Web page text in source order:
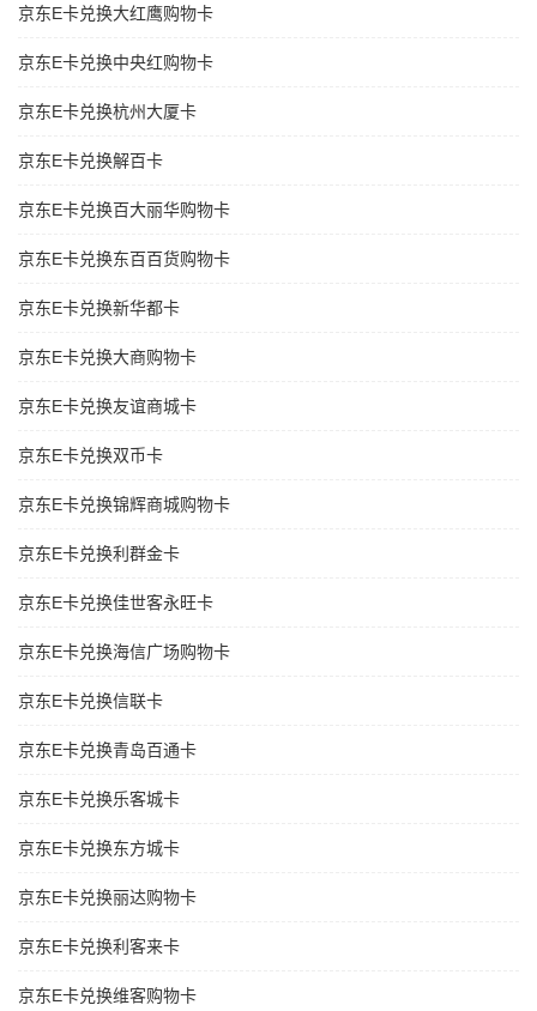
京东E卡兑换大红鹰购物卡
京东E卡兑换中央红购物卡
京东E卡兑换杭州大厦卡
京东E卡兑换解百卡
京东E卡兑换百大丽华购物卡
京东E卡兑换东百百货购物卡
京东E卡兑换新华都卡
京东E卡兑换大商购物卡
京东E卡兑换友谊商城卡
京东E卡兑换双币卡
京东E卡兑换锦辉商城购物卡
京东E卡兑换利群金卡
京东E卡兑换佳世客永旺卡
京东E卡兑换海信广场购物卡
京东E卡兑换信联卡
京东E卡兑换青岛百通卡
京东E卡兑换乐客城卡
京东E卡兑换东方城卡
京东E卡兑换丽达购物卡
京东E卡兑换利客来卡
京东E卡兑换维客购物卡